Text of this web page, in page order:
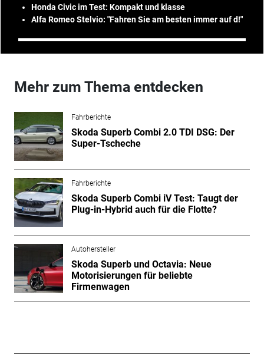
Honda Civic im Test: Kompakt und klasse
Alfa Romeo Stelvio: "Fahren Sie am besten immer auf d!"
Mehr zum Thema entdecken
Fahrberichte
Skoda Superb Combi 2.0 TDI DSG: Der
Super-Tscheche
Fahrberichte
Skoda Superb Combi iV Test: Taugt der
Plug-in-Hybrid auch für die Flotte?
Autohersteller
Skoda Superb und Octavia: Neue
Motorisierungen für beliebte
Firmenwagen